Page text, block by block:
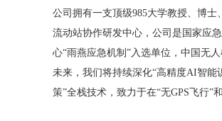
公司拥有一支顶级985大学教授、博
流动站协作研发中心，公司是国家应
心“雨燕应急机制”入选单位，中国无
未来，我们将持续深化“高精度AI智
策”全栈技术，致力于在“无GPS飞行”